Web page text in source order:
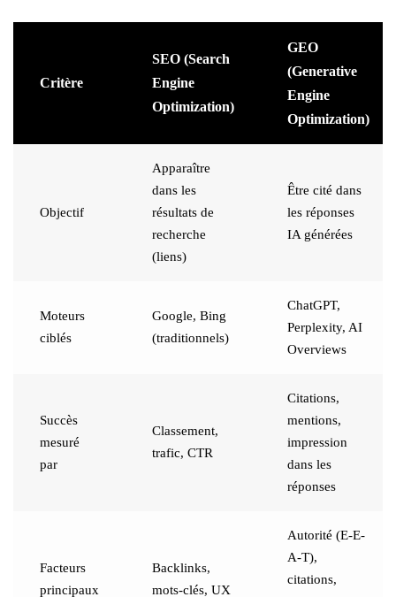
Critère
SEO (Search
Engine
Optimization)
GEO
(Generative
Engine
Optimization)
Objectif
Apparaître
dans les
résultats de
recherche
(liens)
Être cité dans
les réponses
IA générées
Moteurs
ciblés
Google, Bing
(traditionnels)
ChatGPT,
Perplexity, AI
Overviews
Succès
mesuré
par
Classement,
trafic, CTR
Citations,
mentions,
impression
dans les
réponses
Facteurs
principaux
Backlinks,
mots-clés, UX
Autorité (E-E-
A-T),
citations,